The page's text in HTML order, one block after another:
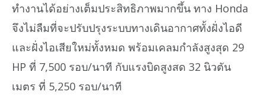
ทำงานได้อย่างเต็มประสิทธิภาพมากขึ้น ทาง Honda
จึงไม่ลืมที่จะปรับปรุงระบบทางเดินอากาศทั้งฝั่งไอดี
และฝั่งไอเสียใหม่ทั้งหมด พร้อมเคลมกำลังสูงสุด 29
HP ที่ 7,500 รอบ/นาที กับแรงบิดสูงสด 32 นิวตัน
เมตร ที่ 5,250 รอบ/นาที